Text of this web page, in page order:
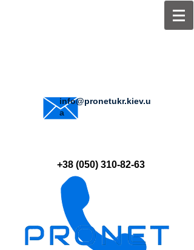
info@pronetukr.kiev.u
a
+38 (050) 310-82-63